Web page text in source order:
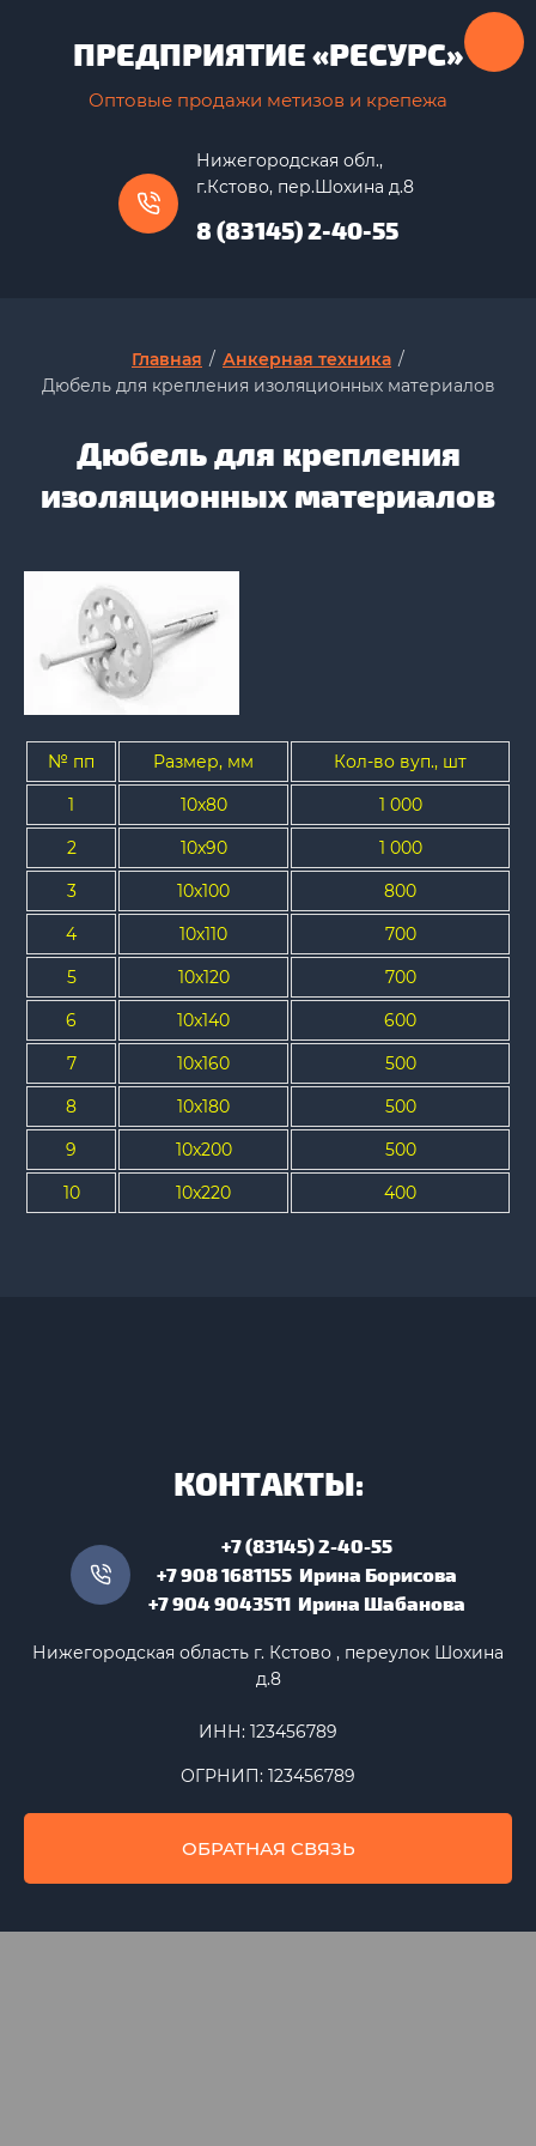
ПРЕДПРИЯТИЕ «РЕСУРС»
Оптовые продажи метизов и крепежа
Нижегородская обл.,
г.Кстово, пер.Шохина д.8
8 (83145) 2-40-55
Главная / Анкерная техника /
Дюбель для крепления изоляционных материалов
Дюбель для крепления
изоляционных материалов
№ пп Размер, мм
Кол-во вуп., шт
1
10x80
1 000
2
10x90
1 000
3
10х100
800
4
10х110
700
5
10x120
700
6
10x140
600
7
10x160
500
8
10x180
500
9
10x200
500
10
10x220 400
КОНТАКТЫ:
+7 (83145) 2-40-55
+7 908 1681155 Ирина Борисова
+7 904 9043511 Ирина Шабанова
Нижегородская область г. Кстово , переулок Шохина
д.8
ИНН: 123456789
ОГРНИП: 123456789
ОБРАТНАЯ СВЯЗЬ